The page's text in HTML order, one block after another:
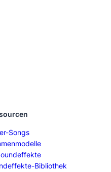
Songs
Bibliothek